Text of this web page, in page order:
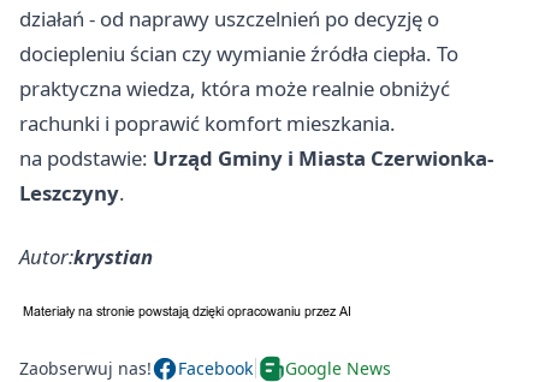
działań - od naprawy uszczelnień po decyzję o
dociepleniu ścian czy wymianie źródła ciepła. To
praktyczna wiedza, która może realnie obniżyć
rachunki i poprawić komfort mieszkania.
na podstawie: Urząd Gminy i Miasta Czerwionka-
Leszczyny.
Autor:krystian
Zaobserwuj nas! Facebook Google News